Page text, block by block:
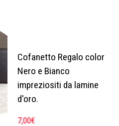
Cofanetto Regalo color
Nero e Bianco
impreziositi da lamine
d'oro.
7,00€